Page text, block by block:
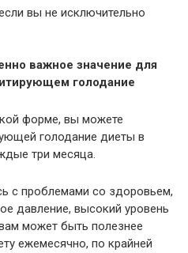
вы не исключительно
важное значение для
голодание
форме, вы можете
голодание диеты в
три месяца.
с проблемами со здоровьем,
давление, высокий уровень
может быть полезнее
ежемесячно, по крайней